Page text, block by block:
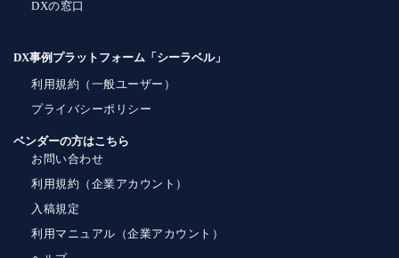
DXの窓口
DX事例プラットフォーム「シーラベル」
利用規約（一般ユーザー）
プライバシーポリシー
ベンダーの方はこちら
お問い合わせ
利用規約（企業アカウント）
入稿規定
利用マニュアル（企業アカウント）